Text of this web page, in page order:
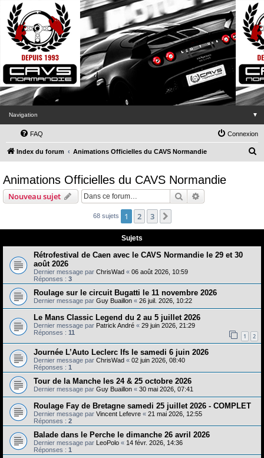
Navigation ▼
FAQ Connexion
Index du forum Animations Officielles du CAVS Normandie
Animations Officielles du CAVS Normandie
Nouveau sujet Rechercher
68 sujets 1 2 3
Sujets
Rétrofestival de Caen avec le CAVS Normandie le 29 et 30
août 2026
Dernier message par ChrisWad « 06 août 2026, 10:59
Réponses : 3
Roulage sur le circuit Bugatti le 11 novembre 2026
Dernier message par Guy Buaillon « 26 juil. 2026, 10:22
Le Mans Classic Legend du 2 au 5 juillet 2026
Dernier message par Patrick André « 29 juin 2026, 21:29
Réponses : 11 1 2
Journée L’Auto Leclerc Ifs le samedi 6 juin 2026
Dernier message par ChrisWad « 02 juin 2026, 08:40
Réponses : 1
Tour de la Manche les 24 & 25 octobre 2026
Dernier message par Guy Buaillon « 30 mai 2026, 07:41
Roulage Fay de Bretagne samedi 25 juillet 2026 - COMPLET
Dernier message par Vincent Lefevre « 21 mai 2026, 12:55
Réponses : 2
Balade dans le Perche le dimanche 26 avril 2026
Dernier message par LeoPolo « 14 févr. 2026, 14:36
Réponses : 1